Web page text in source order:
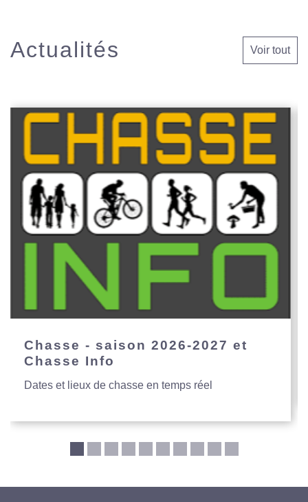
Actualités Voir tout
Chasse - saison 2026-2027 et
Chasse Info
Dates et lieux de chasse en temps réel